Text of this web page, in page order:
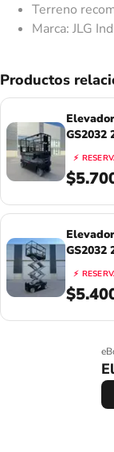
Terreno
Marca: JLG
Productos
GS2032
⚡
GS2032
⚡